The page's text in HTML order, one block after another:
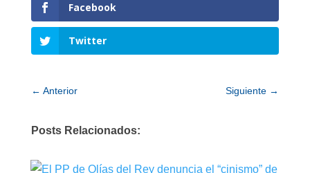
Facebook
Twitter
← Anterior Siguiente →
Posts Relacionados: